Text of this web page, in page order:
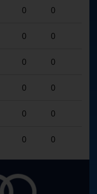
0 0
0 0
0 0
0 0
0 0
0 0